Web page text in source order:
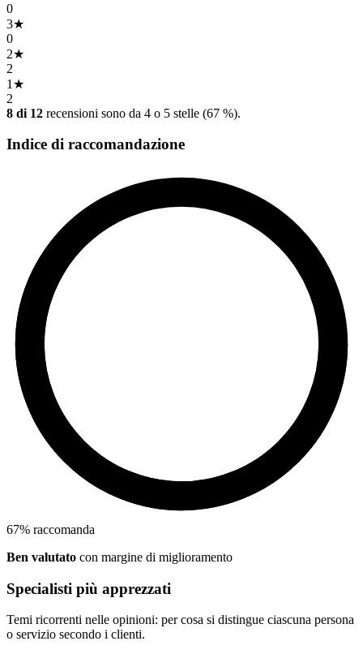
0
3★
0
2★
2
1 ★
2
8 di 12 recensioni sono da 4 o 5 stelle (67 %).
Indice di raccomandazione
67% raccomanda
Ben valutato con margine di miglioramento
Specialisti più apprezzati
Temi ricorrenti nelle opinioni: per cosa si distingue ciascuna persona
o servizio secondo i clienti.